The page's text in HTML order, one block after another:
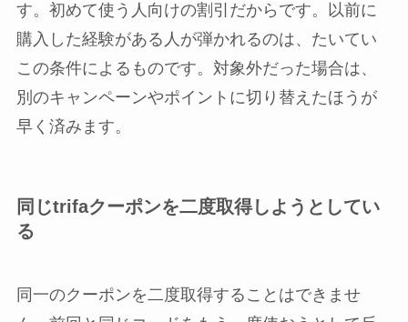
す。初めて使う人向けの割引だからです。以前に
購入した経験がある人が弾かれるのは、たいてい
この条件によるものです。対象外だった場合は、
別のキャンペーンやポイントに切り替えたほうが
早く済みます。
同じtrifaクーポンを二度取得しようとしてい
る
同一のクーポンを二度取得することはできませ